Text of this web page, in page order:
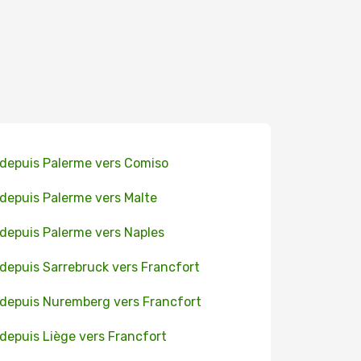
Palerme vers Comiso
Palerme vers Malte
Palerme vers Naples
Sarrebruck vers Francfort
Nuremberg vers Francfort
Liège vers Francfort